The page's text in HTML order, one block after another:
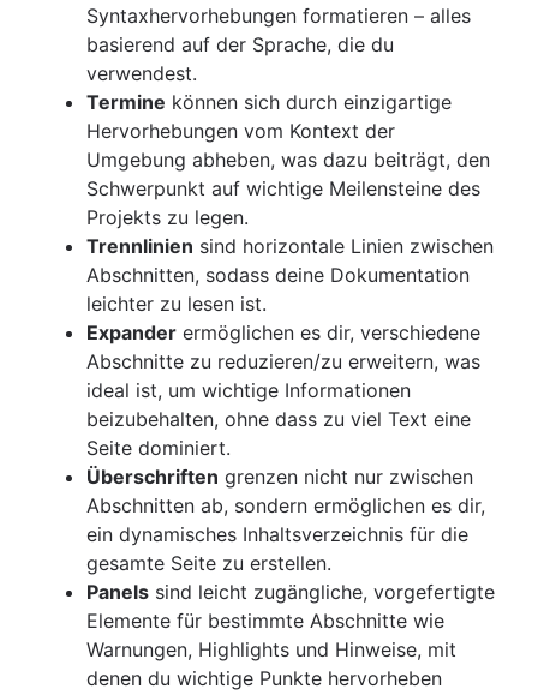
Syntaxhervorhebungen formatieren – alles
basierend auf der Sprache, die du
verwendest.
Termine können sich durch einzigartige
Hervorhebungen vom Kontext der
Umgebung abheben, was dazu beiträgt, den
Schwerpunkt auf wichtige Meilensteine des
Projekts zu legen.
Trennlinien sind horizontale Linien zwischen
Abschnitten, sodass deine Dokumentation
leichter zu lesen ist.
Expander ermöglichen es dir, verschiedene
Abschnitte zu reduzieren/zu erweitern, was
ideal ist, um wichtige Informationen
beizubehalten, ohne dass zu viel Text eine
Seite dominiert.
Überschriften grenzen nicht nur zwischen
Abschnitten ab, sondern ermöglichen es dir,
ein dynamisches Inhaltsverzeichnis für die
gesamte Seite zu erstellen.
Panels sind leicht zugängliche, vorgefertigte
Elemente für bestimmte Abschnitte wie
Warnungen, Highlights und Hinweise, mit
denen du wichtige Punkte hervorheben